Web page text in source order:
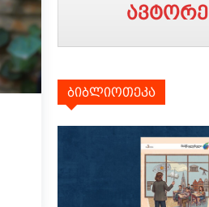
ბიბლიოთეკა